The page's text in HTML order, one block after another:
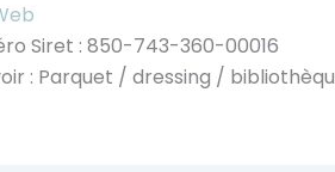
Siret : 850-743-360-00016
: Parquet / dressing /